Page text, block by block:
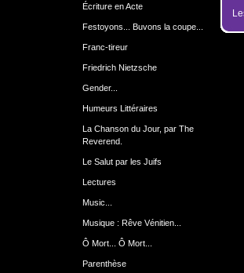
Écriture en Acte
Festoyons... Buvons la coupe...
Franc-tireur
Friedrich Nietzsche
Gender...
Humeurs Littéraires
La Chanson du Jour, par The
Reverend.
Le Salut par les Juifs
Lectures
Music...
Musique : Rêve Vénitien...
Ô Mort... Ô Mort...
Parenthèse